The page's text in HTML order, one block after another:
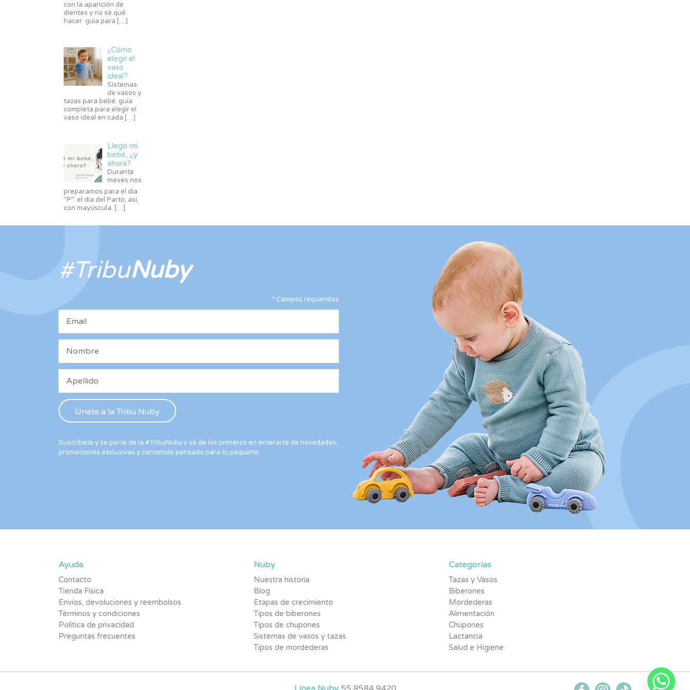
con la aparición de
dientes y no sé qué
hacer: guía para […]
¿Cómo
elegir el
vaso
ideal?
Sistemas
de vasos y
tazas para bebé: guía
completa para elegir el
vaso ideal en cada […]
Llegó mi
bebé, ¿y
ahora?
Durante
meses nos
preparamos para el día
“P”: el día del Parto, así,
con mayúscula. […]
#TribuNuby
* Campos requeridos
Suscríbete y se parte de la #TribuNuby y sé de los primeros en enterarte de novedades,
promociones exclusivas y contenido pensado para tu pequeño.
Ayuda
Contacto
Tienda Física
Envíos, devoluciones y reembolsos
Términos y condiciones
Política de privacidad
Preguntas frecuentes
Nuby
Nuestra historia
Blog
Etapas de crecimiento
Tipos de biberones
Tipos de chupones
Sistemas de vasos y tazas
Tipos de mordederas
Categorías
Tazas y Vasos
Biberones
Mordederas
Alimentación
Chupones
Lactancia
Salud e Higiene